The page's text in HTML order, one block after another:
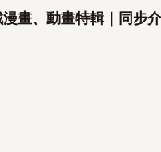
畫、動畫特輯｜同步